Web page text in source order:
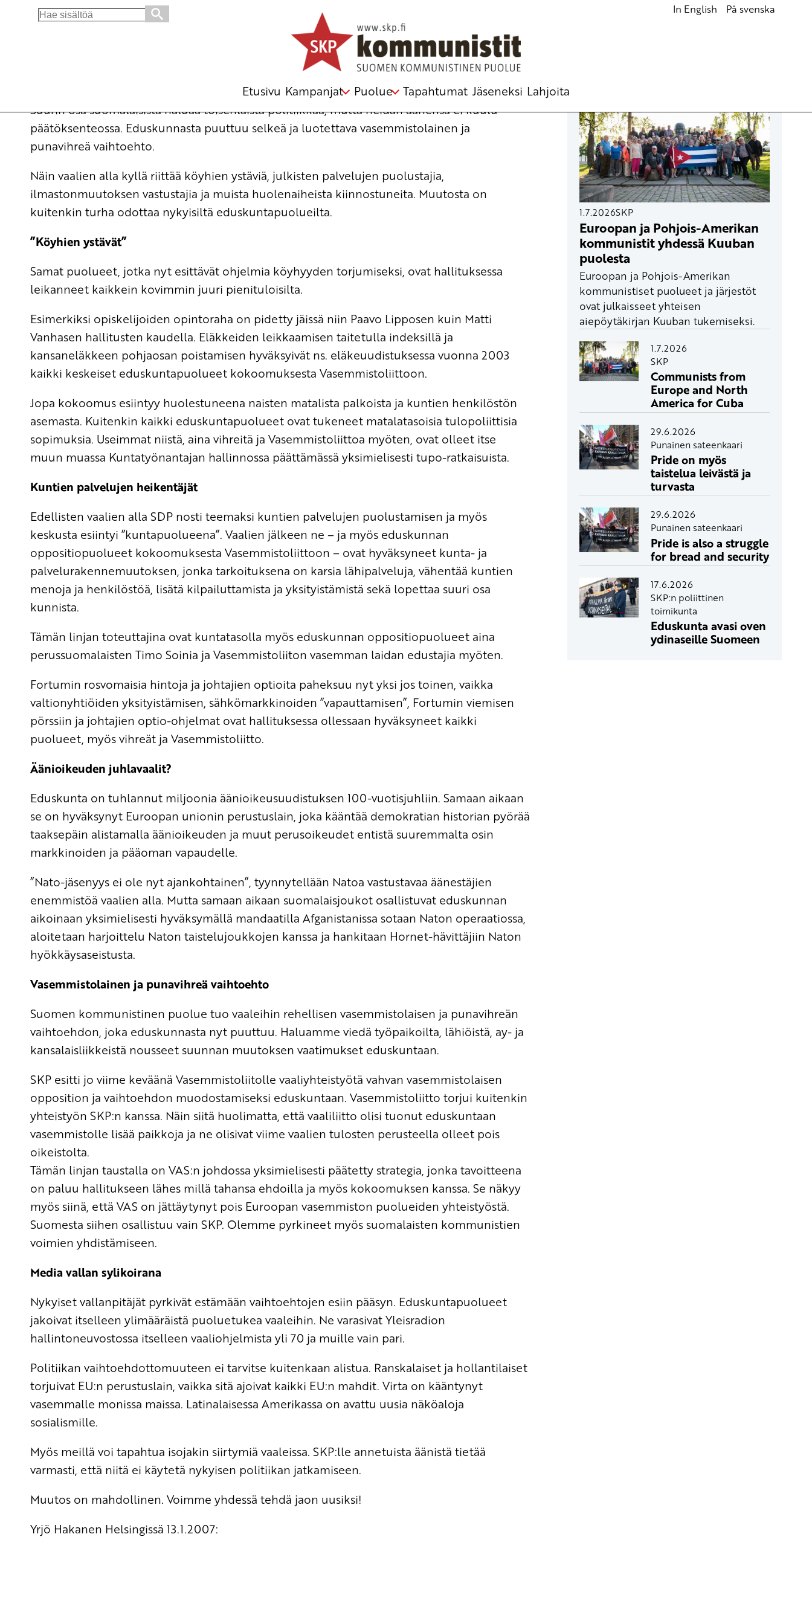
Search
In English På svenska
Etusivu Kampanjat Puolue Tapahtumat Jäseneksi Lahjoita
Suurin osa suomalaisista haluaa toisenlaista politiikkaa, mutta heidän äänensä ei kuulu
päätöksenteossa. Eduskunnasta puuttuu selkeä ja luotettava vasemmistolainen ja
punavihreä vaihtoehto.
Näin vaalien alla kyllä riittää köyhien ystäviä, julkisten palvelujen puolustajia,
ilmastonmuutoksen vastustajia ja muista huolenaiheista kiinnostuneita. Muutosta on
kuitenkin turha odottaa nykyisiltä eduskuntapuolueilta.
”Köyhien ystävät”
Samat puolueet, jotka nyt esittävät ohjelmia köyhyyden torjumiseksi, ovat hallituksessa
leikanneet kaikkein kovimmin juuri pienituloisilta.
Esimerkiksi opiskelijoiden opintoraha on pidetty jäissä niin Paavo Lipposen kuin Matti
Vanhasen hallitusten kaudella. Eläkkeiden leikkaamisen taitetulla indeksillä ja
kansaneläkkeen pohjaosan poistamisen hyväksyivät ns. eläkeuudistuksessa vuonna 2003
kaikki keskeiset eduskuntapuolueet kokoomuksesta Vasemmistoliittoon.
Jopa kokoomus esiintyy huolestuneena naisten matalista palkoista ja kuntien henkilöstön
asemasta. Kuitenkin kaikki eduskuntapuolueet ovat tukeneet matalatasoisia tulopoliittisia
sopimuksia. Useimmat niistä, aina vihreitä ja Vasemmistoliittoa myöten, ovat olleet itse
muun muassa Kuntatyönantajan hallinnossa päättämässä yksimielisesti tupo-ratkaisuista.
Kuntien palvelujen heikentäjät
Edellisten vaalien alla SDP nosti teemaksi kuntien palvelujen puolustamisen ja myös
keskusta esiintyi ”kuntapuolueena”. Vaalien jälkeen ne – ja myös eduskunnan
oppositiopuolueet kokoomuksesta Vasemmistoliittoon – ovat hyväksyneet kunta- ja
palvelurakennemuutoksen, jonka tarkoituksena on karsia lähipalveluja, vähentää kuntien
menoja ja henkilöstöä, lisätä kilpailuttamista ja yksityistämistä sekä lopettaa suuri osa
kunnista.
Tämän linjan toteuttajina ovat kuntatasolla myös eduskunnan oppositiopuolueet aina
perussuomalaisten Timo Soinia ja Vasemmistoliiton vasemman laidan edustajia myöten.
Fortumin rosvomaisia hintoja ja johtajien optioita paheksuu nyt yksi jos toinen, vaikka
valtionyhtiöiden yksityistämisen, sähkömarkkinoiden ”vapauttamisen”, Fortumin viemisen
pörssiin ja johtajien optio-ohjelmat ovat hallituksessa ollessaan hyväksyneet kaikki
puolueet, myös vihreät ja Vasemmistoliitto.
Äänioikeuden juhlavaalit?
Eduskunta on tuhlannut miljoonia äänioikeusuudistuksen 100-vuotisjuhliin. Samaan aikaan
se on hyväksynyt Euroopan unionin perustuslain, joka kääntää demokratian historian pyörää
taaksepäin alistamalla äänioikeuden ja muut perusoikeudet entistä suuremmalta osin
markkinoiden ja pääoman vapaudelle.
”Nato-jäsenyys ei ole nyt ajankohtainen”, tyynnytellään Natoa vastustavaa äänestäjien
enemmistöä vaalien alla. Mutta samaan aikaan suomalaisjoukot osallistuvat eduskunnan
aikoinaan yksimielisesti hyväksymällä mandaatilla Afganistanissa sotaan Naton operaatiossa,
aloitetaan harjoittelu Naton taistelujoukkojen kanssa ja hankitaan Hornet-hävittäjiin Naton
hyökkäysaseistusta.
Vasemmistolainen ja punavihreä vaihtoehto
Suomen kommunistinen puolue tuo vaaleihin rehellisen vasemmistolaisen ja punavihreän
vaihtoehdon, joka eduskunnasta nyt puuttuu. Haluamme viedä työpaikoilta, lähiöistä, ay- ja
kansalaisliikkeistä nousseet suunnan muutoksen vaatimukset eduskuntaan.
SKP esitti jo viime keväänä Vasemmistoliitolle vaaliyhteistyötä vahvan vasemmistolaisen
opposition ja vaihtoehdon muodostamiseksi eduskuntaan. Vasemmistoliitto torjui kuitenkin
yhteistyön SKP:n kanssa. Näin siitä huolimatta, että vaaliliitto olisi tuonut eduskuntaan
vasemmistolle lisää paikkoja ja ne olisivat viime vaalien tulosten perusteella olleet pois
oikeistolta.
Tämän linjan taustalla on VAS:n johdossa yksimielisesti päätetty strategia, jonka tavoitteena
on paluu hallitukseen lähes millä tahansa ehdoilla ja myös kokoomuksen kanssa. Se näkyy
myös siinä, että VAS on jättäytynyt pois Euroopan vasemmiston puolueiden yhteistyöstä.
Suomesta siihen osallistuu vain SKP. Olemme pyrkineet myös suomalaisten kommunistien
voimien yhdistämiseen.
Media vallan sylikoirana
Nykyiset vallanpitäjät pyrkivät estämään vaihtoehtojen esiin pääsyn. Eduskuntapuolueet
jakoivat itselleen ylimääräistä puoluetukea vaaleihin. Ne varasivat Yleisradion
hallintoneuvostossa itselleen vaaliohjelmista yli 70 ja muille vain pari.
Politiikan vaihtoehdottomuuteen ei tarvitse kuitenkaan alistua. Ranskalaiset ja hollantilaiset
torjuivat EU:n perustuslain, vaikka sitä ajoivat kaikki EU:n mahdit. Virta on kääntynyt
vasemmalle monissa maissa. Latinalaisessa Amerikassa on avattu uusia näköaloja
sosialismille.
Myös meillä voi tapahtua isojakin siirtymiä vaaleissa. SKP:lle annetuista äänistä tietää
varmasti, että niitä ei käytetä nykyisen politiikan jatkamiseen.
Muutos on mahdollinen. Voimme yhdessä tehdä jaon uusiksi!
Yrjö Hakanen Helsingissä 13.1.2007:
1.7.2026SKP
Euroopan ja Pohjois-Amerikan
kommunistit yhdessä Kuuban
puolesta
Euroopan ja Pohjois-Amerikan
kommunistiset puolueet ja järjestöt
ovat julkaisseet yhteisen
aiepöytäkirjan Kuuban tukemiseksi.
1.7.2026
SKP
Communists from
Europe and North
America for Cuba
29.6.2026
Punainen sateenkaari
Pride on myös
taistelua leivästä ja
turvasta
29.6.2026
Punainen sateenkaari
Pride is also a struggle
for bread and security
17.6.2026
SKP:n poliittinen
toimikunta
Eduskunta avasi oven
ydinaseille Suomeen